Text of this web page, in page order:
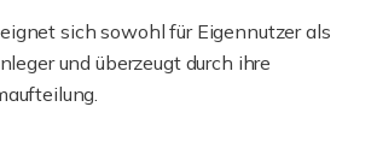
sich sowohl für Eigennutzer als
und überzeugt durch ihre